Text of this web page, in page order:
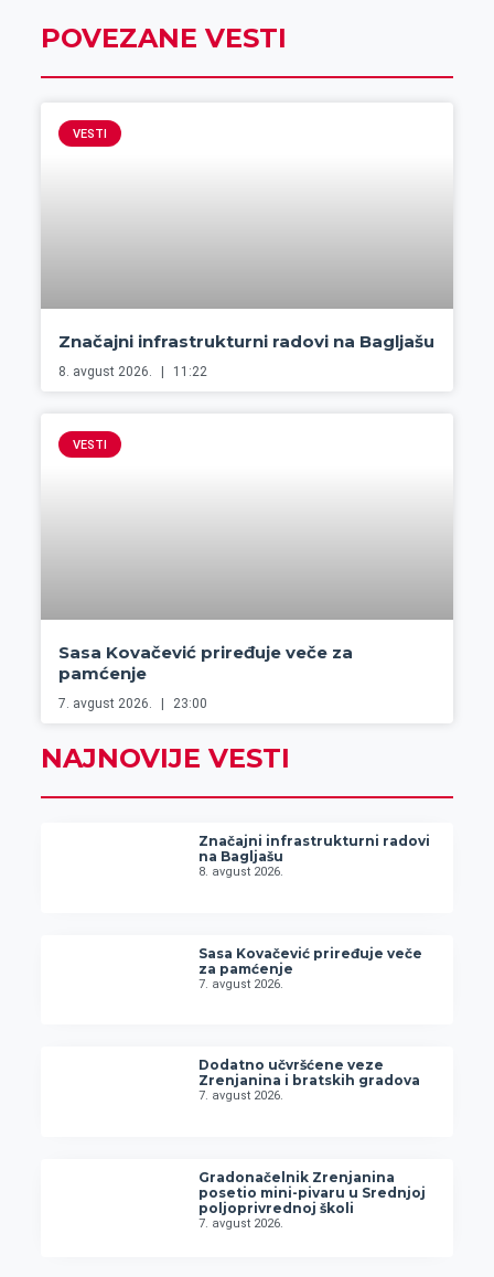
POVEZANE VESTI
VESTI
Značajni infrastrukturni radovi na Bagljašu
8. avgust 2026. 11:22
VESTI
Sasa Kovačević priređuje veče za
pamćenje
7. avgust 2026. 23:00
NAJNOVIJE VESTI
Značajni infrastrukturni radovi
na Bagljašu
8. avgust 2026.
Sasa Kovačević priređuje veče
za pamćenje
7. avgust 2026.
Dodatno učvršćene veze
Zrenjanina i bratskih gradova
7. avgust 2026.
Gradonačelnik Zrenjanina
posetio mini-pivaru u Srednjoj
poljoprivrednoj školi
7. avgust 2026.